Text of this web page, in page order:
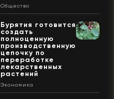
Общество
Бурятия готовится
создать
полноценную
производственную
цепочку по
переработке
лекарственных
растений
Экономика